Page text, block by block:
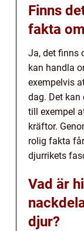
Finns
fakta
Ja, det finns
kan handla
exempelvis
dag. Det kan
till exempel
kräftor.
rolig fakta
djurrikets
Vad är
djur?